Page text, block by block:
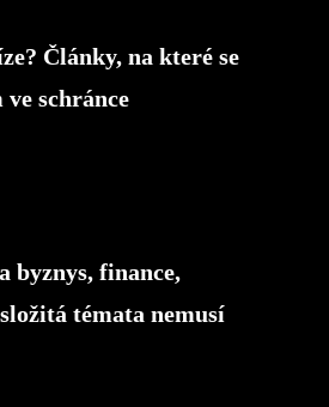
Články, na které se
schránce
byznys, finance,
témata nemusí